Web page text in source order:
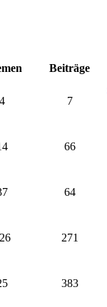
Beiträge
4 7
66
64
271
383